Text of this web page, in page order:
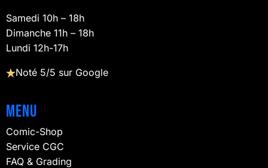
Samedi 10h – 18h
Dimanche 11h – 18h
Lundi 12h-17h
Noté 5/5 sur Google
Menu
Comic-Shop
Service CGC
FAQ & Grading